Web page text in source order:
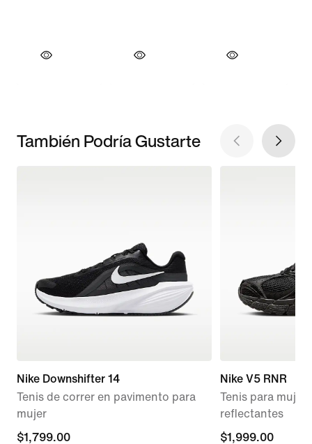
También Podría Gustarte
Nike Downshifter 14
Tenis de correr en pavimento para
mujer
$1,799.00
$1,799.00
Nike V5 RNR
Tenis para mujer
reflectantes
$1,999.00
$1,999.00